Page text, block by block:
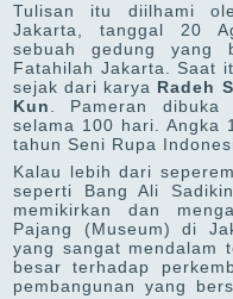
Tulisan itu diilhami
Jakarta, tanggal 20
sebuah gedung yang
Fatahilah Jakarta. Saat
sejak dari karya Radeh
Kun
. Pameran dibuka
selama 100 hari. Angka
tahun Seni Rupa
Kalau lebih dari
seperti Bang Ali
memikirkan dan
Pajang (Museum) di
yang sangat mendalam
besar terhadap
pembangunan yang